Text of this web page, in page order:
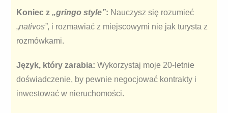
Koniec z„gringo style”: Nauczysz się rozumieć
„nativos”, i rozmawiać z miejscowymi nie jak turysta z
rozmówkami.
Język, który zarabia: Wykorzystaj moje 20-letnie
doświadczenie, by pewnie negocjować kontrakty i
inwestować w nieruchomości.